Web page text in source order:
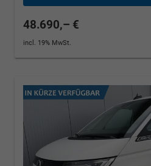
48.690,– €
incl. 19% MwSt.